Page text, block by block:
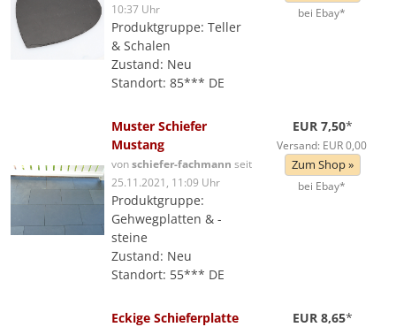
10:37 Uhr
Produktgruppe: Teller
& Schalen
Zustand: Neu
Standort: 85*** DE
bei Ebay*
Muster Schiefer
Mustang
vonschiefer-fachmann seit
25.11.2021, 11:09 Uhr
Produktgruppe:
Gehwegplatten & -
steine
Zustand: Neu
Standort: 55*** DE
EUR 7,50*
Versand: EUR 0,00
Zum Shop »
bei Ebay*
Eckige Schieferplatte
EUR 8,65*